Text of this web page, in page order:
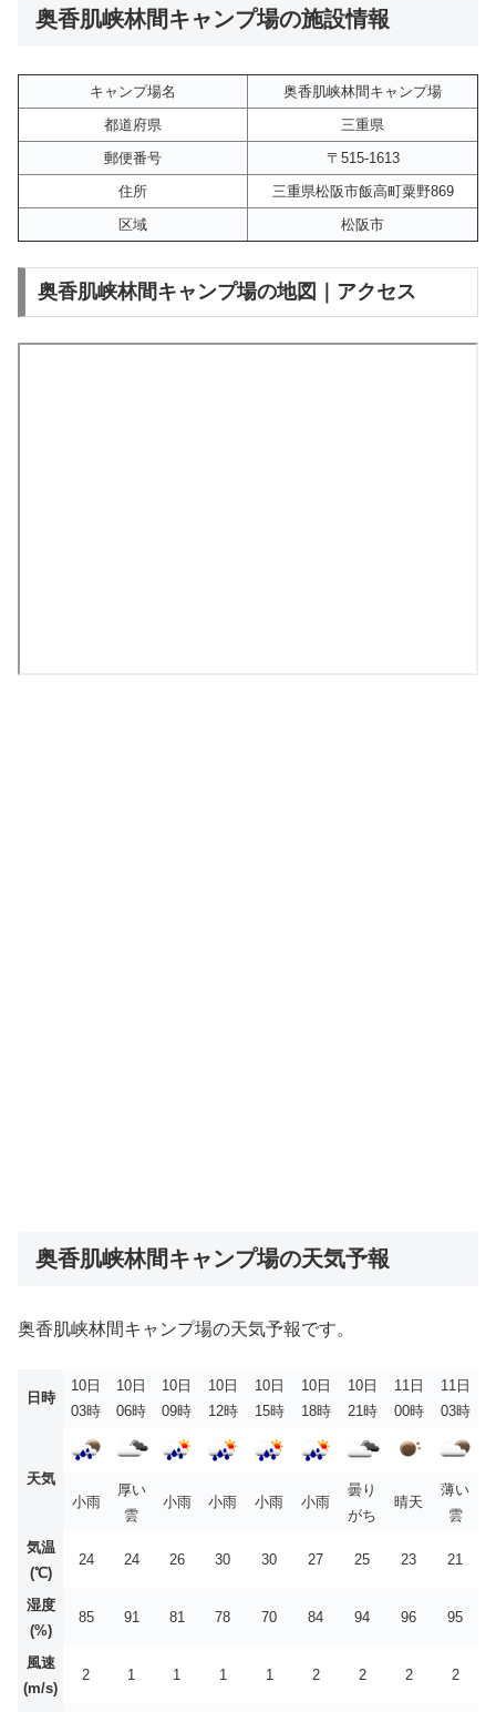
奥香肌峡林間キャンプ場の施設情報
キャンプ場名
奥香肌峡林間キャンプ場
都道府県
三重県
郵便番号
〒515-1613
住所
三重県松阪市飯高町粟野869
区域
松阪市
奥香肌峡林間キャンプ場の地図｜アクセス
奥香肌峡林間キャンプ場の天気予報
奥香肌峡林間キャンプ場の天気予報です。
日時
10日
03時
10日
06時
10日
09時
10日
12時
10日
15時
10日
18時
10日
21時
11日
00時
11日
03時
天気
小雨
厚い
雲
小雨 小雨 小雨 小雨
曇り
がち
晴天
薄い
雲
気温
(℃)
24 24 26 30 30 27 25 23 21
湿度
(%)
85 91 81 78 70 84 94 96 95
風速
(m/s)
2 1 1 1 1 2 2 2 2